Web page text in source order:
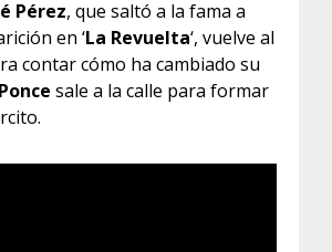
Pérez, que saltó a la fama a
en ‘La Revuelta‘, vuelve al
contar cómo ha cambiado su
sale a la calle para formar